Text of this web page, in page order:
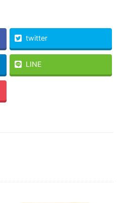
twitter
LINE